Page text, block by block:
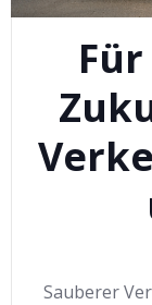
Sauberer